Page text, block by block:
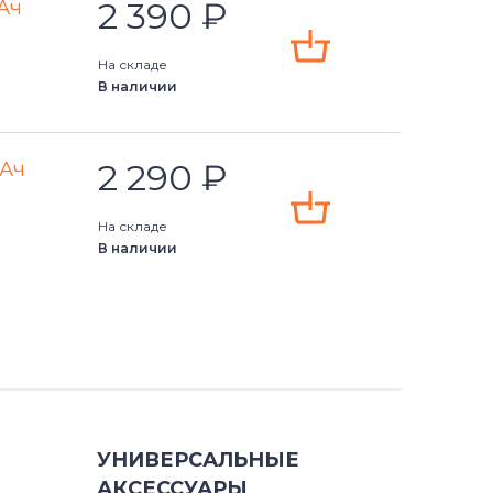
2 390 ₽
На складе
В наличии
2 290 ₽
На складе
В наличии
УНИВЕРСАЛЬНЫЕ